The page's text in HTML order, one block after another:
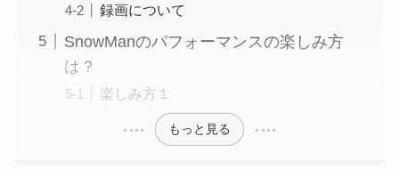
録画について
SnowManのパフォーマンスの楽しみ方
は？
楽しみ方１
もっと見る